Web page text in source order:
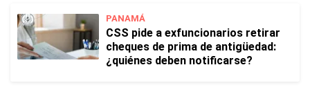
PANAMÁ
CSS pide a exfuncionarios retirar
cheques de prima de antigüedad:
¿quiénes deben notificarse?